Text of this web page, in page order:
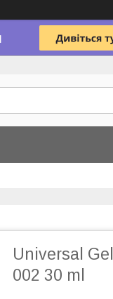
Universal
002 30 ml